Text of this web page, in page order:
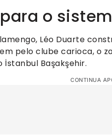
o
Léo Duarte
pelo clube carioca, o
Başakşehir.
CONTINUA